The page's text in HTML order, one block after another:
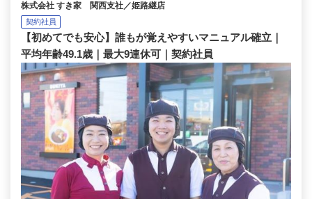
株式会社 すき家 関西支社／姫路継店
契約社員
【初めてでも安心】誰もが覚えやすいマニュアル確立｜
平均年齢49.1歳｜最大9連休可｜契約社員